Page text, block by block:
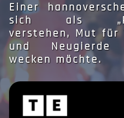
Einer
sich als
verstehen, Mut für
und Neugierde
wecken möchte.